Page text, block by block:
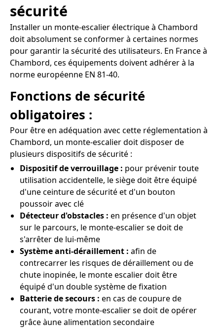
sécurité
Installer un monte-escalier électrique à Chambord
doit absolument se conformer à certaines normes
pour garantir la sécurité des utilisateurs. En France à
Chambord, ces équipements doivent adhérer à la
norme européenne EN 81-40.
Fonctions de sécurité
obligatoires :
Pour être en adéquation avec cette réglementation à
Chambord, un monte-escalier doit disposer de
plusieurs dispositifs de sécurité :
Dispositif de verrouillage : pour prévenir toute
utilisation accidentelle, le siège doit être équipé
d'une ceinture de sécurité et d'un bouton
poussoir avec clé
Détecteur d'obstacles : en présence d'un objet
sur le parcours, le monte-escalier se doit de
s'arrêter de lui-même
Système anti-déraillement : afin de
contrecarrer les risques de déraillement ou de
chute inopinée, le monte escalier doit être
équipé d'un double système de fixation
Batterie de secours : en cas de coupure de
courant, votre monte-escalier se doit de opérer
grâce àune alimentation secondaire